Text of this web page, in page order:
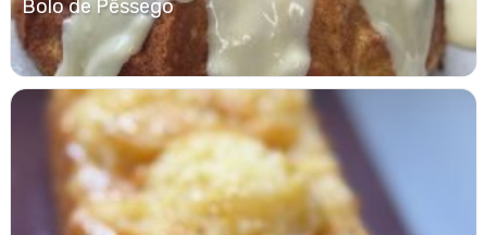
Bolo de Pêssego